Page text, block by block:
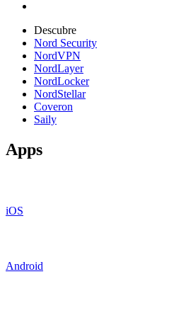
Descubre
Nord Security
NordVPN
NordLayer
NordLocker
NordStellar
Coveron
Saily
Apps
iOS
Android